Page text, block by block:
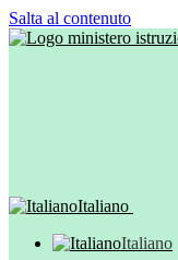
Salta al contenuto
Italiano
Italiano